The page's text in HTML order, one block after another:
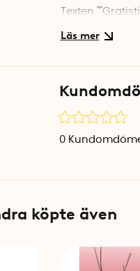
Texten
Mått: 10,2 x 1,2
Material:
Färg: Silver
Fästkudde
0
köpte även